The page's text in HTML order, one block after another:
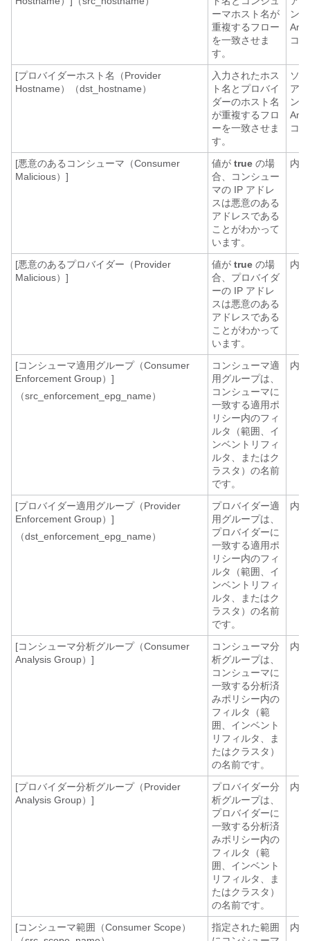
ーマホスト名が
重複するフロー
を一致させま
す。
ン
コ
[プロバイダーホスト名（Provider
Hostname）（dst_hostname）
入力されたホス
ト名とプロバイ
ダーのホスト名
が重複するフロ
ーを一致させま
す。
ソ
ア
ン
コ
[悪意のあるコンシューマ（Consumer
Malicious）]
値が true の場
合、コンシュー
マの IP アドレ
スは悪意のある
アドレスである
ことがわかって
います。
内線
[悪意のあるプロバイダー（Provider
Malicious）]
値が true の場
合、プロバイダ
ーの IP アドレ
スは悪意のある
アドレスである
ことがわかって
います。
内線
[コンシューマ適用グループ（Consumer
Enforcement Group）]
（src_enforcement_epg_name）
コンシューマ適
用グループは、
コンシューマに
一致する適用ポ
リシー内のフィ
ルタ（範囲、イ
ンベントリフィ
ルタ、またはク
ラスタ）の名前
です。
内線
[プロバイダー適用グループ（Provider
Enforcement Group）]
（dst_enforcement_epg_name）
プロバイダー適
用グループは、
プロバイダーに
一致する適用ポ
リシー内のフィ
ルタ（範囲、イ
ンベントリフィ
ルタ、またはク
ラスタ）の名前
です。
内線
[コンシューマ分析グループ（Consumer
Analysis Group）]
コンシューマ分
析グループは、
コンシューマに
一致する分析済
みポリシー内の
フィルタ（範
囲、インベント
リフィルタ、ま
たはクラスタ）
の名前です。
内線
[プロバイダー分析グループ（Provider
Analysis Group）]
プロバイダー分
析グループは、
プロバイダーに
一致する分析済
みポリシー内の
フィルタ（範
囲、インベント
リフィルタ、ま
たはクラスタ）
の名前です。
内線
[コンシューマ範囲（Consumer Scope）
指定された範囲
内線